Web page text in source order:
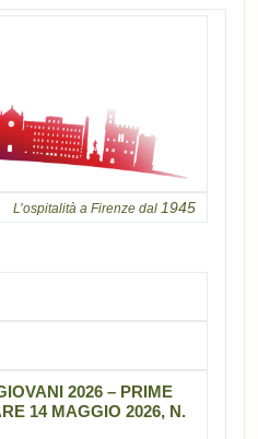
L’ospitalità a Firenze dal 1945
2026 – PRIME
14 MAGGIO 2026, N.